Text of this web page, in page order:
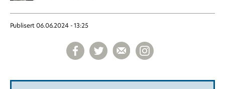
Publisert 06.06.2024 - 13:25